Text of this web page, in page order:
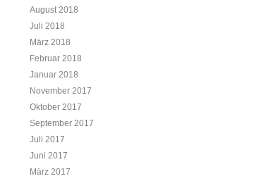
August 2018
Juli 2018
März 2018
Februar 2018
Januar 2018
November 2017
Oktober 2017
September 2017
Juli 2017
Juni 2017
März 2017